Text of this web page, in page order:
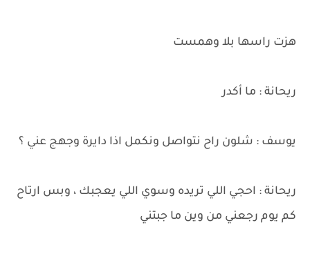
هزت راسها بلا وهمست
ريحانة : ما أكدر
يوسف : شلون راح نتواصل ونكمل اذا دايرة وجهج عني ؟
ريحانة : احجي اللي تريده وسوي اللي يعجبك ، وبس ارتاح
كم يوم رجعني من وين ما جبتني